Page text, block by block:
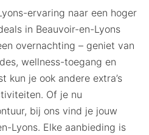
ervaring naar een hoger
in Beauvoir-en-Lyons
overnachting – geniet van
wellness-toegang en
kun je ook andere extra’s
Of je nu
bij ons vind je jouw
Lyons. Elke aanbieding is